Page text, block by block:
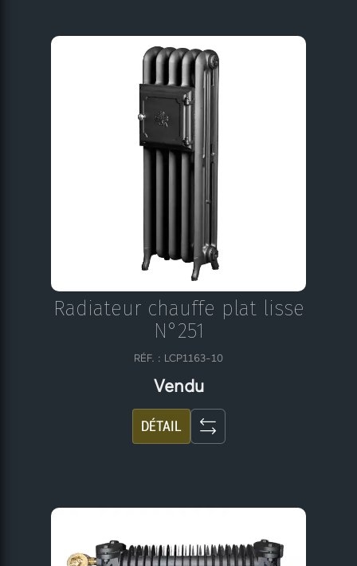
Radiateur chauffe plat lisse
N°251
RÉF. : LCP1163-10
Vendu
DÉTAIL